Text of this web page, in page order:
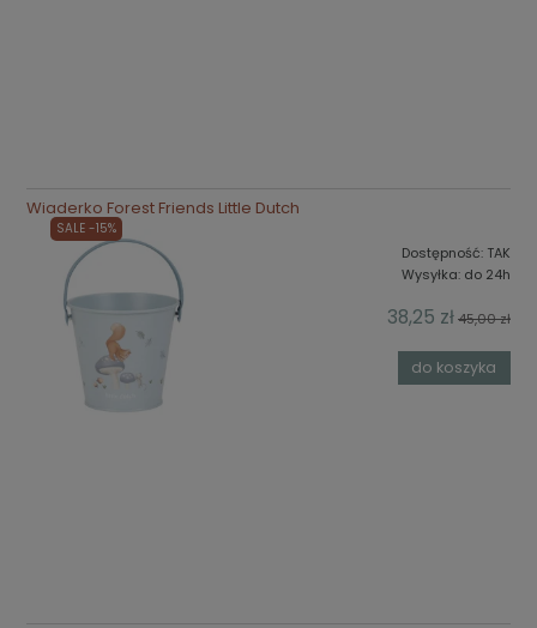
Wiaderko Forest Friends Little Dutch
Dostępność: TAK
Wysyłka: do 24h
38,25 zł45,00 zł
do koszyka
SALE -15%